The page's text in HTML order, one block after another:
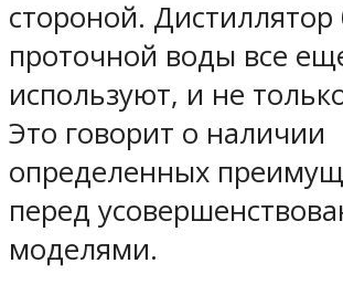
стороной. Дистиллятор
проточной воды все
используют, и не
Это говорит о наличии
определенных
перед
моделями.